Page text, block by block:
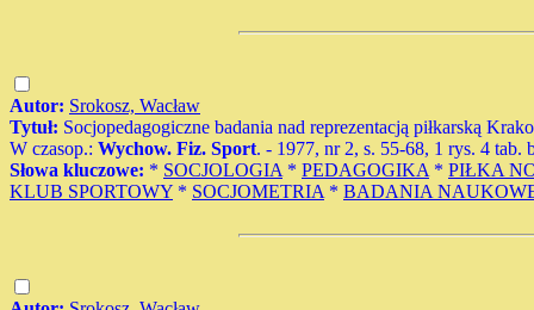
Autor: Srokosz, Wacław
Tytuł: Socjopedagogiczne badania nad reprezentacją piłkarską
W czasop.: Wychow. Fiz. Sport. - 1977, nr 2, s. 55-68, 1 rys. 4 tab.
Słowa kluczowe: * SOCJOLOGIA * PEDAGOGIKA * PIŁKA
KLUB SPORTOWY * SOCJOMETRIA * BADANIA